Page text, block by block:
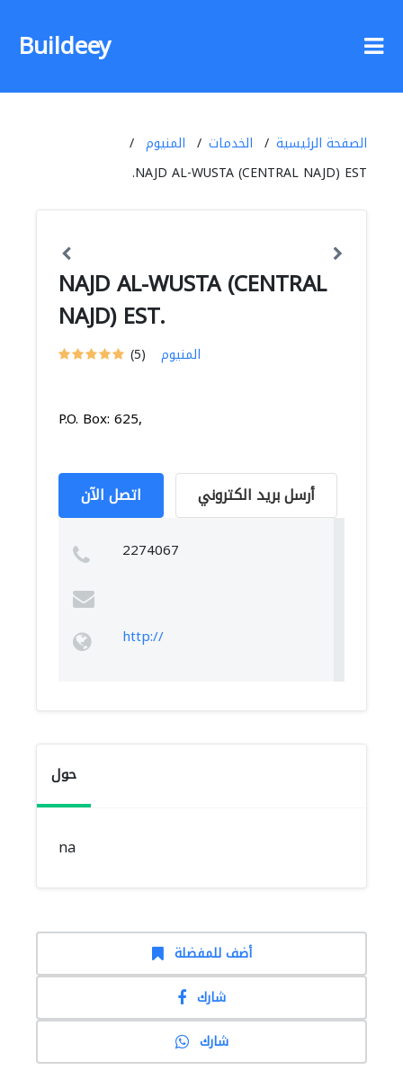
Buildeey
الصفحة الرئيسية الخدمات
المنيوم
NAJD AL-WUSTA (CENTRAL NAJD) EST.
NAJD AL-WUSTA (CENTRAL
NAJD) EST.
(5) المنيوم
P.O. Box: 625,
اتصل الآن أرسل بريد الكتروني
2274067
http://
حول
na
أضف للمفضلة
شارك
شارك